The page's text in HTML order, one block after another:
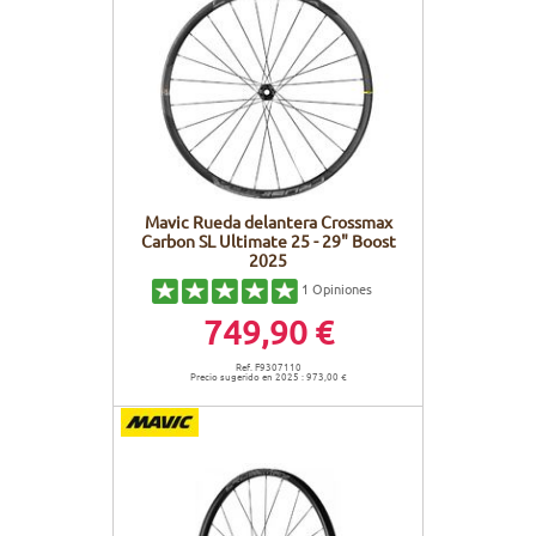
Mavic Rueda delantera Crossmax
Carbon SL Ultimate 25 - 29" Boost
2025
1 Opiniones
749,90 €
Ref. F9307110
Precio sugerido en 2025 : 973,00 €